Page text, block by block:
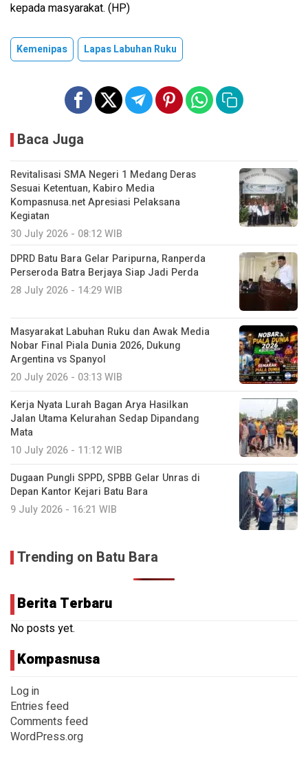
kepada masyarakat. (HP)
Kemenipas Lapas Labuhan Ruku
Baca Juga
Revitalisasi SMA Negeri 1 Medang Deras
Sesuai Ketentuan, Kabiro Media
Kompasnusa.net Apresiasi Pelaksana
Kegiatan
30 July 2026 - 08:12 WIB
DPRD Batu Bara Gelar Paripurna, Ranperda
Perseroda Batra Berjaya Siap Jadi Perda
28 July 2026 - 14:29 WIB
Masyarakat Labuhan Ruku dan Awak Media
Nobar Final Piala Dunia 2026, Dukung
Argentina vs Spanyol
20 July 2026 - 03:13 WIB
Kerja Nyata Lurah Bagan Arya Hasilkan
Jalan Utama Kelurahan Sedap Dipandang
Mata
10 July 2026 - 11:12 WIB
Dugaan Pungli SPPD, SPBB Gelar Unras di
Depan Kantor Kejari Batu Bara
9 July 2026 - 16:21 WIB
Trending on Batu Bara
Berita Terbaru
No posts yet.
Kompasnusa
Log in
Entries feed
Comments feed
WordPress.org